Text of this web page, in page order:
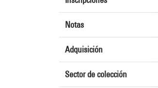
Notas
Adquisición
Sector de colección